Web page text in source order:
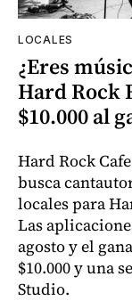
LOCALES
¿Eres
Hard Rock
$10.000 al
Hard Rock
busca
locales para
Las
agosto y el
$10.000 y una
Studio.